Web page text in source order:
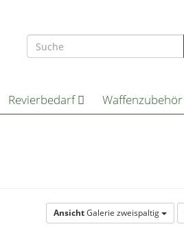
Revierbedarf Waffenzubehör
AnsichtGalerie zweispaltig